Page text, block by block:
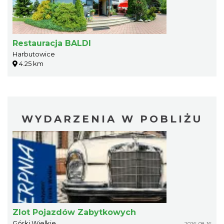
Restauracja BALDI
Harbutowice
4.25 km
WYDARZENIA W POBLIŻU
Zlot Pojazdów Zabytkowych